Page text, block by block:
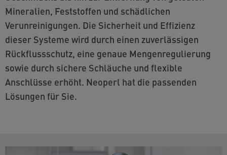
Mineralien, Feststoffen und schädlichen
Verunreinigungen. Die Sicherheit und Effizienz
dieser Systeme wird durch einen zuverlässigen
Rückflussschutz, eine genaue Mengenregulierung
sowie durch sichere Schläuche und flexible
Anschlüsse erhöht. Neoperl hat die passenden
Lösungen für Sie.